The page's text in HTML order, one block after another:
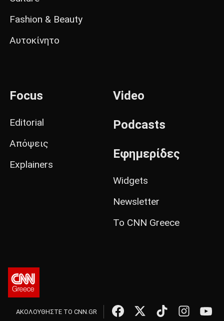
Fashion & Beauty
Αυτοκίνητο
Focus
Editorial
Απόψεις
Explainers
Video
Podcasts
Εφημερίδες
Widgets
Newsletter
Το CNN Greece
ΑΚΟΛΟΥΘΗΣΤΕ ΤΟ CNN.GR